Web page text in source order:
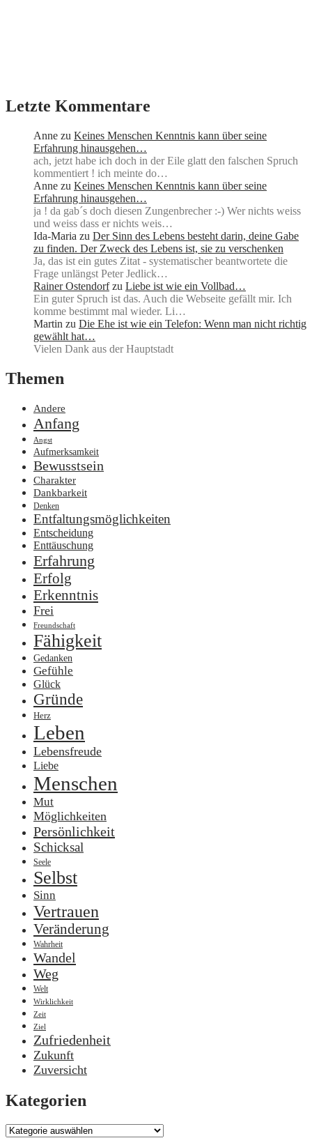
Letzte Kommentare
Anne zu Keines Menschen Kenntnis kann über seine
Erfahrung hinausgehen…
ach, jetzt habe ich doch in der Eile glatt den falschen Spruch
kommentiert ! ich meinte do…
Anne zu Keines Menschen Kenntnis kann über seine
Erfahrung hinausgehen…
ja ! da gab´s doch diesen Zungenbrecher :-) Wer nichts weiss
und weiss dass er nichts weis…
Ida-Maria zu Der Sinn des Lebens besteht darin, deine Gabe
zu finden. Der Zweck des Lebens ist, sie zu verschenken
Ja, das ist ein gutes Zitat - systematischer beantwortete die
Frage unlängst Peter Jedlick…
Rainer Ostendorf zu Liebe ist wie ein Vollbad…
Ein guter Spruch ist das. Auch die Webseite gefällt mir. Ich
komme bestimmt mal wieder. Li…
Martin zu Die Ehe ist wie ein Telefon: Wenn man nicht richtig
gewählt hat…
Vielen Dank aus der Hauptstadt
Themen
Andere
Anfang
Angst
Aufmerksamkeit
Bewusstsein
Charakter
Dankbarkeit
Denken
Entfaltungsmöglichkeiten
Entscheidung
Enttäuschung
Erfahrung
Erfolg
Erkenntnis
Frei
Freundschaft
Fähigkeit
Gedanken
Gefühle
Glück
Gründe
Herz
Leben
Lebensfreude
Liebe
Menschen
Mut
Möglichkeiten
Persönlichkeit
Schicksal
Seele
Selbst
Sinn
Vertrauen
Veränderung
Wahrheit
Wandel
Weg
Welt
Wirklichkeit
Zeit
Ziel
Zufriedenheit
Zukunft
Zuversicht
Kategorien
Kategorien